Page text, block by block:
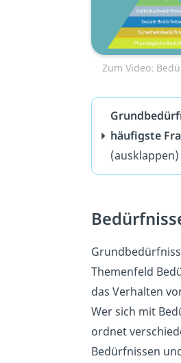
Zum Video:
häufigste
(ausklappen)
Themenfeld
das Verhalten
Wer sich mit
ordnet
Bedürfnissen